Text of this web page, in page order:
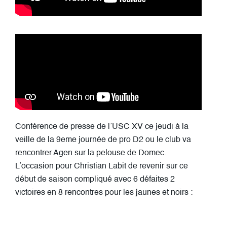
Conférence de presse de l’USC XV ce jeudi à la
veille de la 9eme journée de pro D2 ou le club va
rencontrer Agen sur la pelouse de Domec.
L’occasion pour Christian Labit de revenir sur ce
début de saison compliqué avec 6 défaites 2
victoires en 8 rencontres pour les jaunes et noirs :